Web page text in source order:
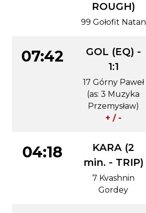
ROUGH)
99 Gołofit Natan
07:42
GOL (EQ) -
1:1
17 Górny Paweł
(as: 3 Muzyka
Przemysław)
+ / -
04:18
KARA (2
min. - TRIP)
7 Kvashnin
Gordey